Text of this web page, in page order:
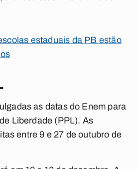
estaduais da PB estão
as datas do Enem para
Liberdade (PPL). As
entre 9 e 27 de outubro de